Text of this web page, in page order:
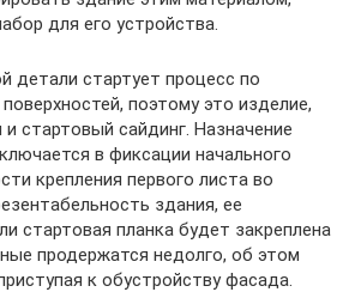
для его устройства.
детали стартует процесс по
поэтому это изделие,
стартовый сайдинг. Назначение
в фиксации начального
крепления первого листа во
здания, ее
стартовая планка будет закреплена
продержатся недолго, об этом
к обустройству фасада.